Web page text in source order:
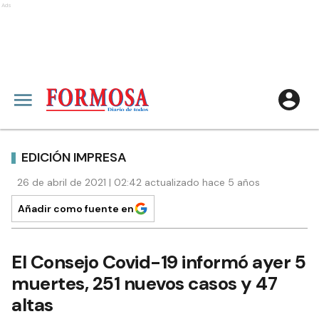
Ads
EDICIÓN IMPRESA
26 de abril de 2021 | 02:42 actualizado hace 5 años
Añadir como fuente en
El Consejo Covid-19 informó ayer 5
muertes, 251 nuevos casos y 47
altas